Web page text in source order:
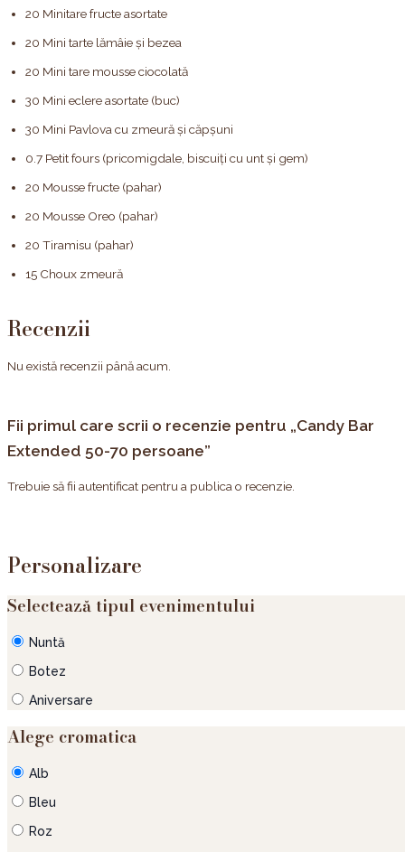
20 Minitare fructe asortate
20 Mini tarte lămâie și bezea
20 Mini tare mousse ciocolată
30 Mini eclere asortate (buc)
30 Mini Pavlova cu zmeură și căpșuni
0.7 Petit fours (pricomigdale, biscuiți cu unt și gem)
20 Mousse fructe (pahar)
20 Mousse Oreo (pahar)
20 Tiramisu (pahar)
15 Choux zmeură
Recenzii
Nu există recenzii până acum.
Fii primul care scrii o recenzie pentru „Candy Bar
Extended 50-70 persoane”
Trebuie să fii autentificat pentru a publica o recenzie.
Personalizare
Selectează tipul evenimentului
Nuntă
Botez
Aniversare
Alege cromatica
Alb
Bleu
Roz